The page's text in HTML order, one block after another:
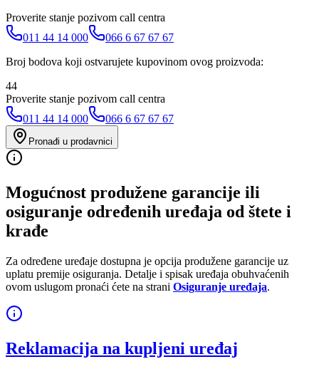
Proverite stanje pozivom call centra
011 44 14 000
066 6 67 67 67
Broj bodova koji ostvarujete kupovinom ovog proizvoda:
44
Proverite stanje pozivom call centra
011 44 14 000
066 6 67 67 67
Pronađi u prodavnici
Mogućnost produžene garancije ili
osiguranje određenih uređaja od štete i
krađe
Za određene uređaje dostupna je opcija produžene garancije uz
uplatu premije osiguranja. Detalje i spisak uređaja obuhvaćenih
ovom uslugom pronaći ćete na strani Osiguranje uređaja.
Reklamacija na kupljeni uređaj